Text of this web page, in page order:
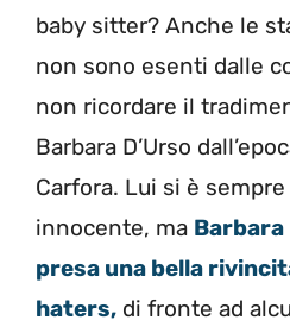
baby sitter? Anche le
non sono esenti dalle
non ricordare il
Barbara D’Urso
Carfora. Lui si è
innocente, ma Barbara
presa una bella
haters, di fronte ad